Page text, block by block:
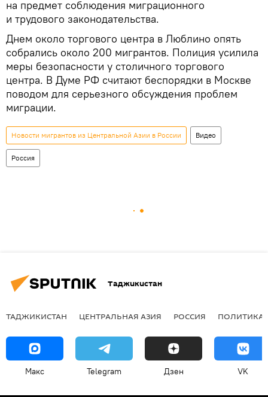
на предмет соблюдения миграционного
и трудового законодательства.
Днем около торгового центра в Люблино опять
собрались около 200 мигрантов. Полиция усилила
меры безопасности у столичного торгового
центра. В Думе РФ считают беспорядки в Москве
поводом для серьезного обсуждения проблем
миграции.
Новости мигрантов из Центральной Азии в России Видео
Россия
Таджикистан
ТАДЖИКИСТАН ЦЕНТРАЛЬНАЯ АЗИЯ РОССИЯ ПОЛИТИКА
Макс Telegram Дзен VK